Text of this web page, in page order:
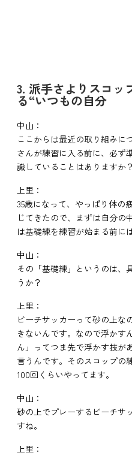
3. 派手さよりスコ
る“いつもの自分
中山：
ここからは最近の取り組みに
さんが練習に入る前に、必ず
識していることはありますか？
上里：
35歳になって、やっぱり体の
じてきたので、まずは自分の
は基礎練を練習が始まる前に
中山：
その「基礎練」というのは、
うか？
上里：
ビーチサッカーって砂の上な
きないんです。なので浮かす
ん」ってつま先で浮かす技が
言うんです。そのスコップの
100回くらいやってます。
中山：
砂の上でプレーするビーチサ
すね。
上里：